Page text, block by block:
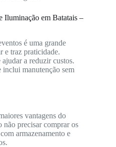
Iluminação em Batatais –
é uma grande
e traz praticidade.
a reduzir custos.
manutenção sem
vantagens do
não precisar comprar os
armazenamento e